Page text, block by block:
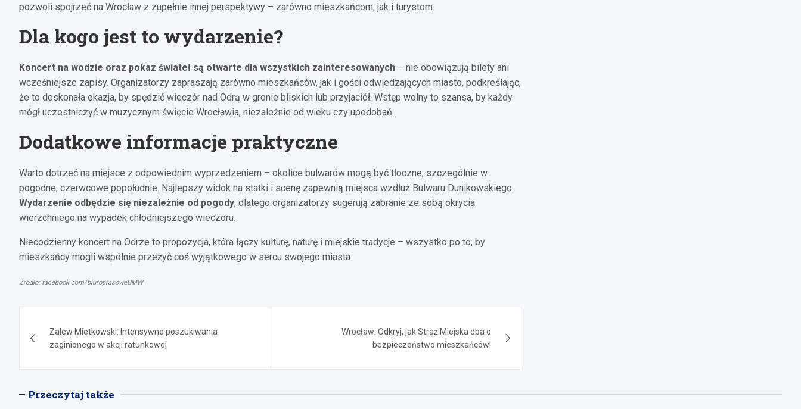
pozwoli spojrzeć na Wrocław z zupełnie innej perspektywy – zarówno mieszkańcom, jak i turystom.
Dla kogo jest to wydarzenie?
Koncert na wodzie oraz pokaz świateł są otwarte dla wszystkich zainteresowanych – nie obowiązują bilety ani
wcześniejsze zapisy. Organizatorzy zapraszają zarówno mieszkańców, jak i gości odwiedzających miasto, podkreślając,
że to doskonała okazja, by spędzić wieczór nad Odrą w gronie bliskich lub przyjaciół. Wstęp wolny to szansa, by każdy
mógł uczestniczyć w muzycznym święcie Wrocławia, niezależnie od wieku czy upodobań.
Dodatkowe informacje praktyczne
Warto dotrzeć na miejsce z odpowiednim wyprzedzeniem – okolice bulwarów mogą być tłoczne, szczególnie w
pogodne, czerwcowe popołudnie. Najlepszy widok na statki i scenę zapewnią miejsca wzdłuż Bulwaru Dunikowskiego.
Wydarzenie odbędzie się niezależnie od pogody, dlatego organizatorzy sugerują zabranie ze sobą okrycia
wierzchniego na wypadek chłodniejszego wieczoru.
Niecodzienny koncert na Odrze to propozycja, która łączy kulturę, naturę i miejskie tradycje – wszystko po to, by
mieszkańcy mogli wspólnie przeżyć coś wyjątkowego w sercu swojego miasta.
Źródło: facebook.com/biuroprasoweUMW
wpisu
Zalew Mietkowski: Intensywne poszukiwania
zaginionego w akcji ratunkowej
Wrocław: Odkryj, jak Straż Miejska dba o
bezpieczeństwo mieszkańców!
Przeczytaj także